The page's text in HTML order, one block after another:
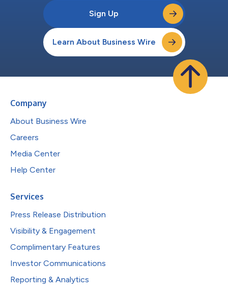
Sign Up
Learn About Business Wire
Company
About Business Wire
Careers
Media Center
Help Center
Services
Press Release Distribution
Visibility & Engagement
Complimentary Features
Investor Communications
Reporting & Analytics